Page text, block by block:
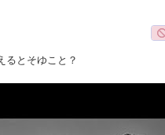
るとそゆこと？